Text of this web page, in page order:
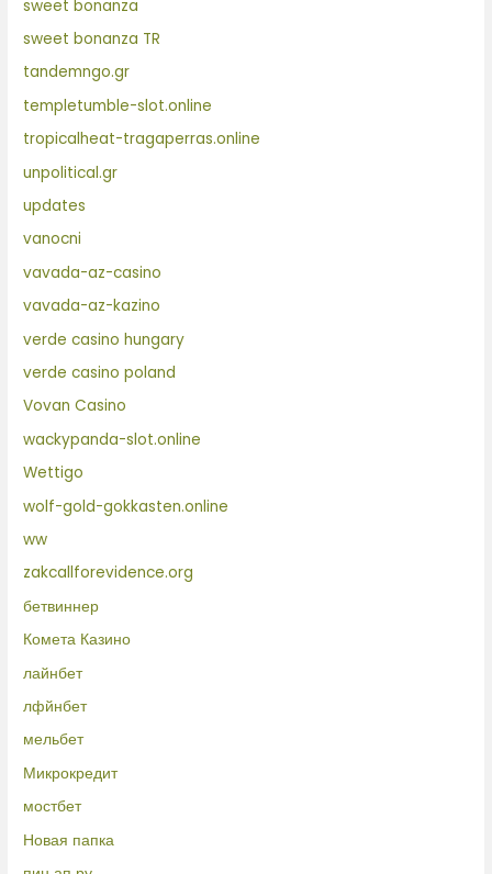
sweet bonanza
sweet bonanza TR
tandemngo.gr
templetumble-slot.online
tropicalheat-tragaperras.online
unpolitical.gr
updates
vanocni
vavada-az-casino
vavada-az-kazino
verde casino hungary
verde casino poland
Vovan Casino
wackypanda-slot.online
Wettigo
wolf-gold-gokkasten.online
ww
zakcallforevidence.org
бетвиннер
Комета Казино
лайнбет
лфйнбет
мельбет
Микрокредит
мостбет
Новая папка